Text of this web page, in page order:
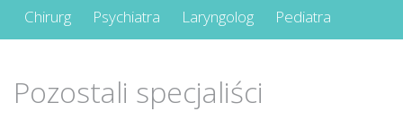
Chirurg
Psychiatra Laryngolog Pediatra
Pozostali specjaliści